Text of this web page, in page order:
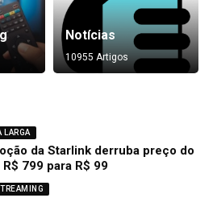
Notícias
10955 Artigos
LARGA
da Starlink derruba preço do
R$ 799 para R$ 99